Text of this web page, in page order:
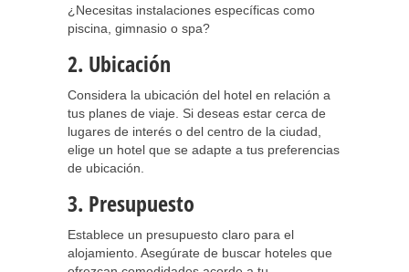
¿Necesitas instalaciones específicas como
piscina, gimnasio o spa?
2. Ubicación
Considera la ubicación del hotel en relación a
tus planes de viaje. Si deseas estar cerca de
lugares de interés o del centro de la ciudad,
elige un hotel que se adapte a tus preferencias
de ubicación.
3. Presupuesto
Establece un presupuesto claro para el
alojamiento. Asegúrate de buscar hoteles que